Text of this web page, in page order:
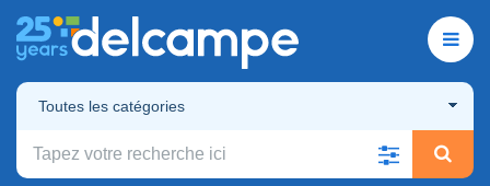
Toutes les catégories